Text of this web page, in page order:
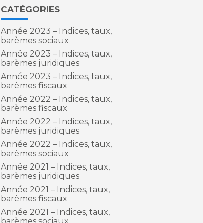
CATÉGORIES
Année 2023 – Indices, taux,
barèmes sociaux
Année 2023 – Indices, taux,
barèmes juridiques
Année 2023 – Indices, taux,
barèmes fiscaux
Année 2022 – Indices, taux,
barèmes fiscaux
Année 2022 – Indices, taux,
barèmes juridiques
Année 2022 – Indices, taux,
barèmes sociaux
Année 2021 – Indices, taux,
barèmes juridiques
Année 2021 – Indices, taux,
barèmes fiscaux
Année 2021 – Indices, taux,